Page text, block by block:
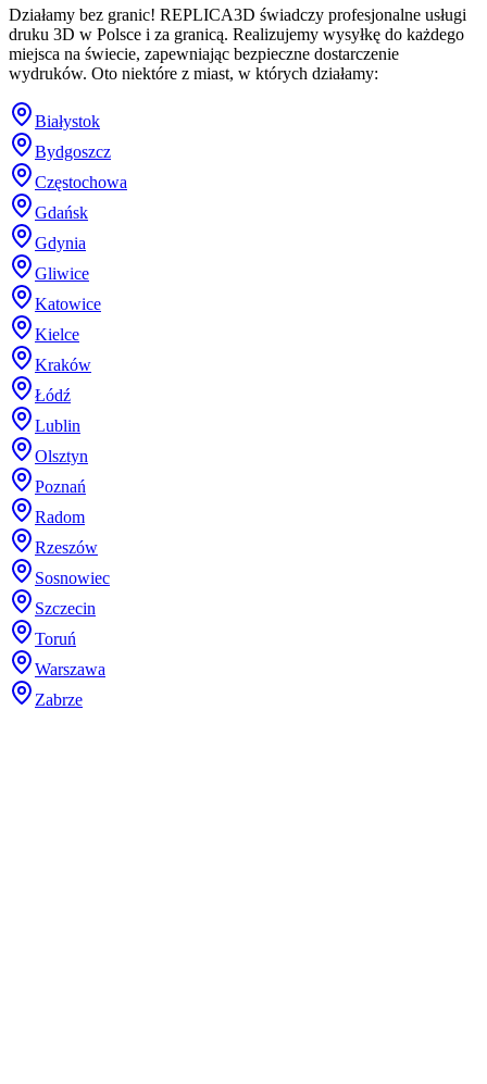
Działamy bez granic! REPLICA3D świadczy profesjonalne usługi
druku 3D w Polsce i za granicą. Realizujemy wysyłkę do każdego
miejsca na świecie, zapewniając bezpieczne dostarczenie
wydruków. Oto niektóre z miast, w których działamy:
Białystok
Bydgoszcz
Częstochowa
Gdańsk
Gdynia
Gliwice
Katowice
Kielce
Kraków
Łódź
Lublin
Olsztyn
Poznań
Radom
Rzeszów
Sosnowiec
Szczecin
Toruń
Warszawa
Zabrze